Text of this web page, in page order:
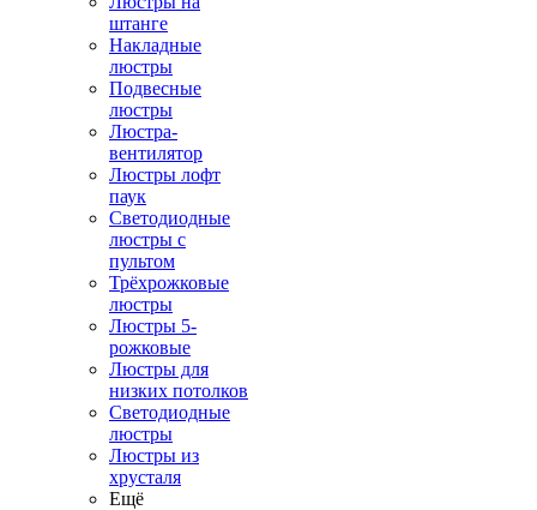
штанге
Накладные
люстры
Подвесные
люстры
Люстра-
вентилятор
Люстры лофт
паук
Светодиодные
люстры с
пультом
Трёхрожковые
люстры
Люстры 5-
рожковые
Люстры для
низких потолков
Cветодиодные
люстры
Люстры из
хрусталя
Ещё